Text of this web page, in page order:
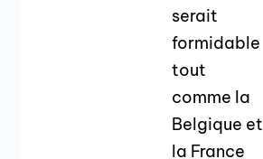
serait
formidable
tout
comme la
Belgique et
la France